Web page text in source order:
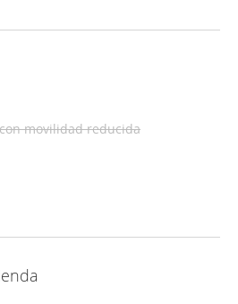
movilidad reducida